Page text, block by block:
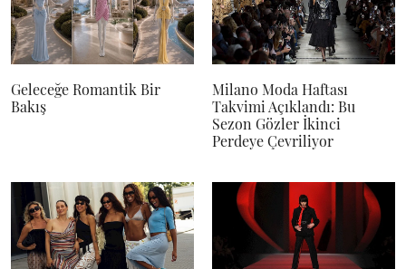
Geleceğe Romantik Bir
Bakış
Milano Moda Haftası
Takvimi Açıklandı: Bu
Sezon Gözler İkinci
Perdeye Çevriliyor